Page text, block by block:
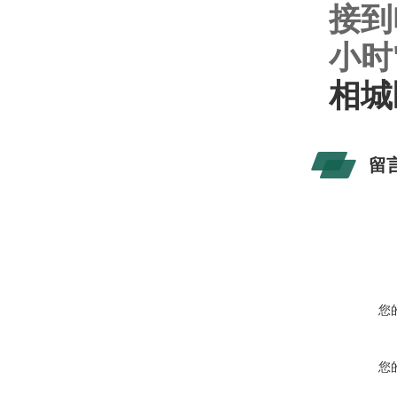
接
小时
相
留
您
您